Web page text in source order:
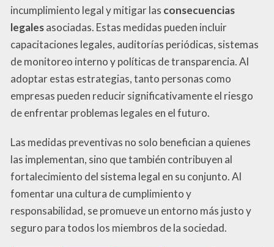
incumplimiento legal y mitigar las consecuencias
legalesasociadas. Estas medidas pueden incluir
capacitaciones legales, auditorías periódicas, sistemas
de monitoreo interno y políticas de transparencia. Al
adoptar estas estrategias, tanto personas como
empresas pueden reducir significativamente el riesgo
de enfrentar problemas legales en el futuro.
Las medidas preventivas no solo benefician a quienes
las implementan, sino que también contribuyen al
fortalecimiento del sistema legal en su conjunto. Al
fomentar una cultura de cumplimiento y
responsabilidad, se promueve un entorno más justo y
seguro para todos los miembros de la sociedad.